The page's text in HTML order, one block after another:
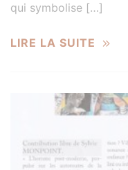
qui symbolise […]
LIRE LA SUITE